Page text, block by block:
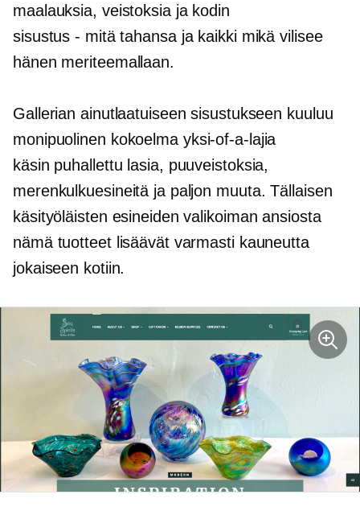
maalauksia, veistoksia ja kodin
sisustus - mitä tahansaja kaikki mikä vilisee
hänen meriteemallaan.
Gallerian ainutlaatuiseen sisustukseen kuuluu
monipuolinen kokoelma yksi-of-a-lajia
käsin puhallettu lasia, puuveistoksia,
merenkulkuesineitä ja paljon muuta. Tällaisen
käsityöläisten esineiden valikoiman ansiosta
nämä tuotteet lisäävät varmasti kauneutta
jokaiseen kotiin.